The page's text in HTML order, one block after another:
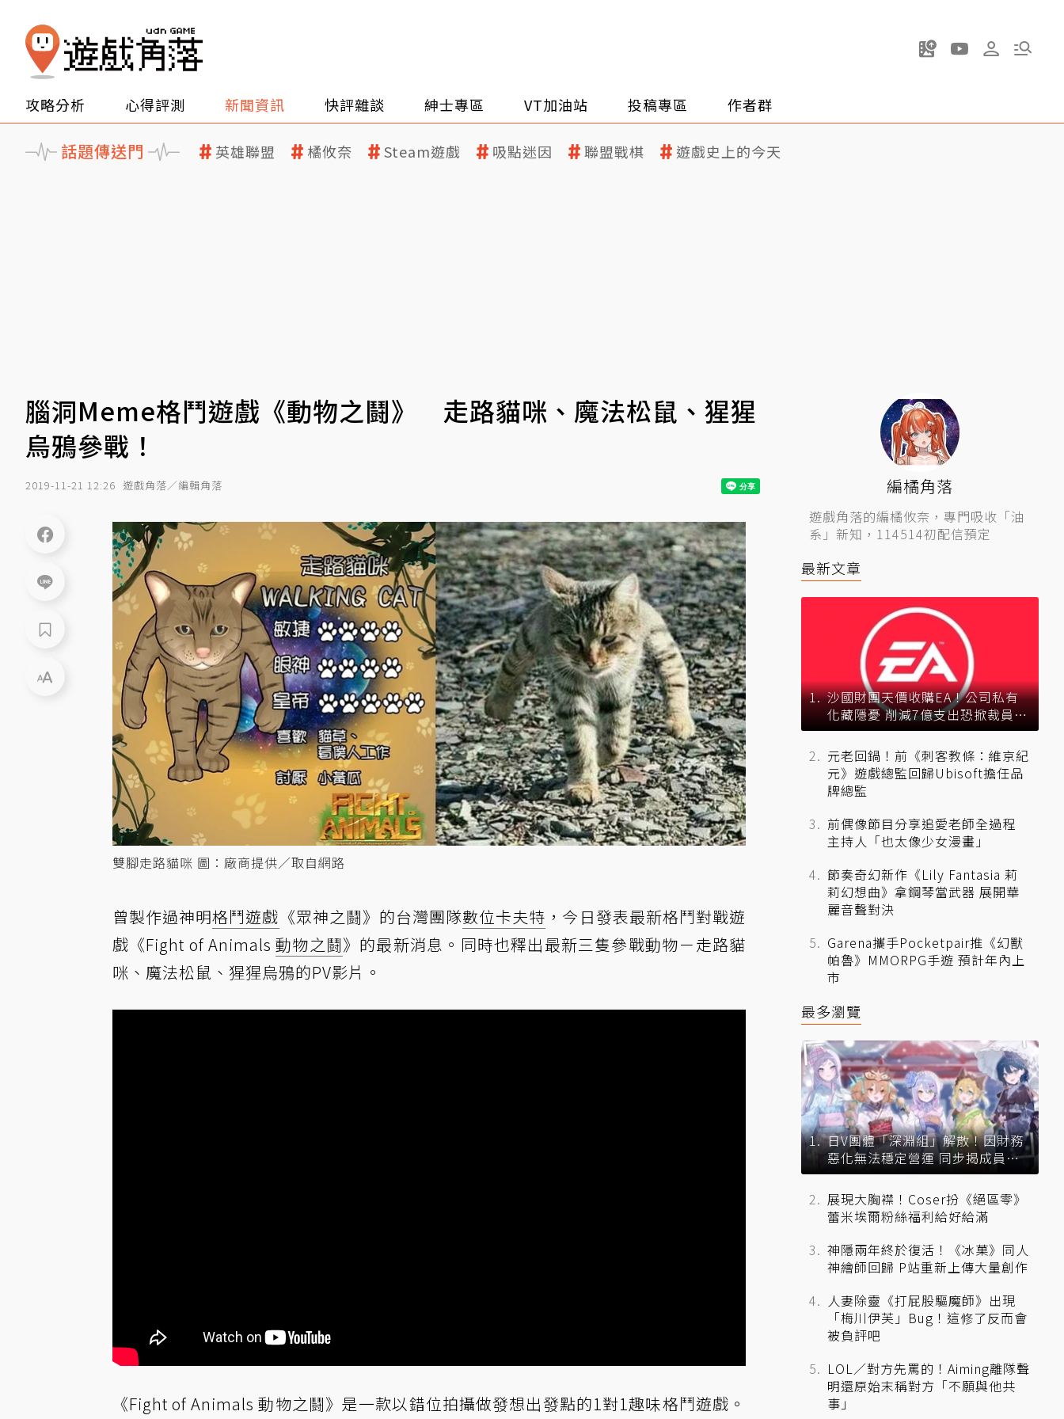
攻略分析 心得評測 新聞資訊 快評雜談 紳士專區 VT加油站 投稿專區 作者群
話題傳送門 英雄聯盟 橘攸奈 Steam遊戲 吸點迷因 聯盟戰棋 遊戲史上的今天
腦洞Meme格鬥遊戲《動物之鬪》 走路貓咪、魔法松鼠、猩猩
烏鴉參戰！
2019-11-21 12:26 遊戲角落／編輯角落
雙腳走路貓咪 圖：廠商提供／取自網路
曾製作過神明格鬥遊戲 《眾神之鬪》的台灣團隊數位卡夫特 ，今日發表最新格鬥對戰遊
戲《Fight of Animals動物之鬪》的最新消息。同時也釋出最新三隻參戰動物－走路貓
咪、魔法松鼠、猩猩烏鴉的PV影片。
《Fight of Animals 動物之鬪》是一款以錯位拍攝做發想出發點的1對1趣味格鬥遊戲。
編橘角落
遊戲角落的編橘攸奈，專門吸收「油
系」新知，114514初配信預定
最新文章
沙國財團天價收購EA！公司私有
化藏隱憂 削減7億支出恐掀裁員風
暴？
元老回鍋！前《刺客教條：維京紀
元》遊戲總監回歸Ubisoft擔任品
牌總監
前偶像節目分享追愛老師全過程
主持人「也太像少女漫畫」
節奏奇幻新作《Lily Fantasia 莉
莉幻想曲》拿鋼琴當武器 展開華
麗音聲對決
Garena攜手Pocketpair推《幻獸
帕魯》MMORPG手遊 預計年內上
市
最多瀏覽
日V團體「深淵組」解散！因財務
惡化無法穩定營運 同步揭成員未
來去向
展現大胸襟！Coser扮《絕區零》
蕾米埃爾粉絲福利給好給滿
神隱兩年終於復活！《冰菓》同人
神繪師回歸 P站重新上傳大量創作
人妻除靈《打屁股驅魔師》出現
「梅川伊芙」Bug！這修了反而會
被負評吧
LOL／對方先罵的！Aiming離隊聲
明還原始末稱對方「不願與他共
事」